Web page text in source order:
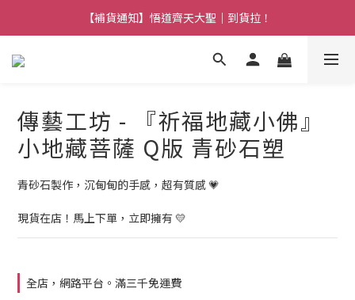
【熱門】馬上有系列！四種寶物幫你財運「轉」進來
【補貨通知】悟道齊天大聖｜到貨拉！
【熱門】馬上有系列！四種寶物幫你財運「轉」進來
傳藝工坊 - 『祈福地藏小佛』
小地藏菩薩 Q版 青砂石塑
青砂石製作，沉甸甸的手感，超有質感 💗
現貨在店！馬上下單，立即擁有 💛
全店，網路平台。滿三千免運費